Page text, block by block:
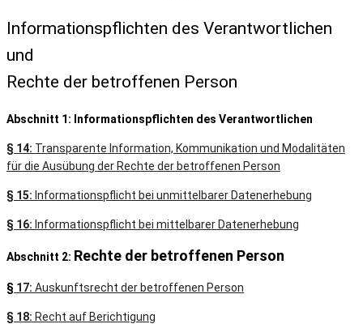
Informationspflichten des Verantwortlichen
und
Rechte der betroffenen Person
Abschnitt 1: Informationspflichten des Verantwortlichen
§ 14: Transparente Information, Kommunikation und Modalitäten
für die Ausübung der Rechte der betroffenen Person
§ 15: Informationspflicht bei unmittelbarer Datenerhebung
§ 16: Informationspflicht bei mittelbarer Datenerhebung
Abschnitt 2: Rechte der betroffenen Person
§ 17: Auskunftsrecht der betroffenen Person
§ 18: Recht auf Berichtigung